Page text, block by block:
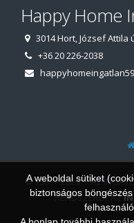
Happy Home
3014 Hort, József Attila
+36 20 226-2038
© 1997 - 2026 AZ
RENDSZERÉT AZ
A weboldal sütiket
biztonságos